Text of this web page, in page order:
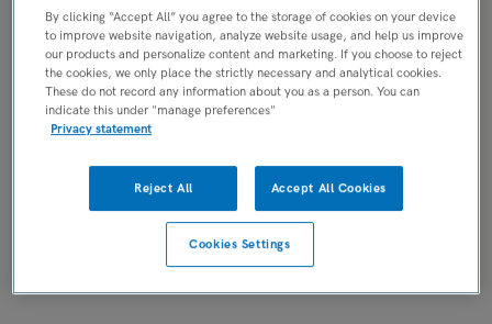
Niet nader bepaald
PLAATSINGSDATUM
5 februari 2025
NIVEAU
MBO
ERVARING
By clicking “Accept All” you agree to the storage of cookies on your device
to improve website navigation, analyze website usage, and help us improve
our products and personalize content and marketing. If you choose to reject
the cookies, we only place the strictly necessary and analytical cookies.
These do not record any information about you as a person. You can
indicate this under "manage preferences"
Privacy statement
Reject All Accept All Cookies
Cookies Settings